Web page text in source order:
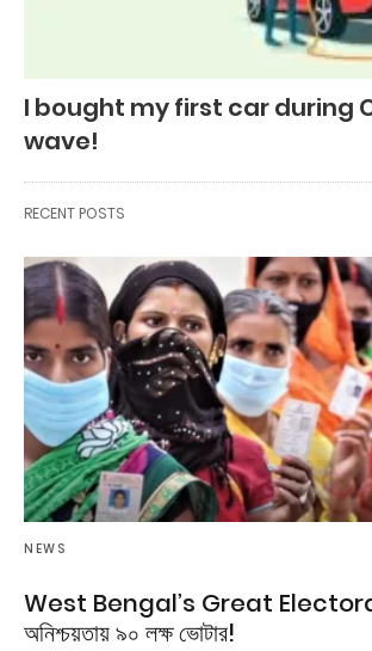
I bought my first car during
wave!
RECENT POSTS
NEWS
West Bengal’s Great
অনিশ্চয়তায় ৯০ লক্ষ ভোটার!